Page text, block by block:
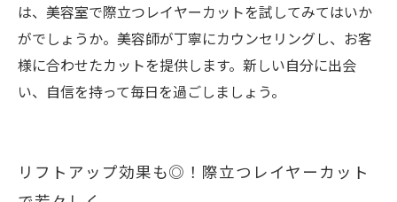
は、美容室で際立つレイヤーカットを試してみてはいか
がでしょうか。美容師が丁寧にカウンセリングし、お客
様に合わせたカットを提供します。新しい自分に出会
い、自信を持って毎日を過ごしましょう。
リフトアップ効果も◎！際立つレイヤーカット